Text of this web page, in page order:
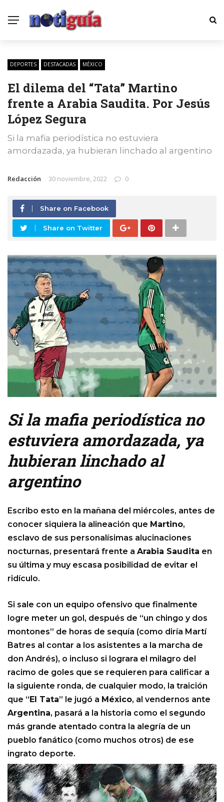
DEPORTES DESTACADAS MÉXICO
El dilema del “Tata” Martino
frente a Arabia Saudita. Por Jesús
López Segura
Si la mafia periodística no estuviera
amordazada, ya hubieran linchado al argentino
Redacción 30 noviembre, 2022 0
Share on Facebook
Share on Twitter
Si la mafia periodística no
estuviera amordazada, ya
hubieran linchado al
argentino
Escribo esto en la mañana del miércoles, antes de
conocer siquiera la alineación que Martino,
esclavo de sus personalísimas alucinaciones
nocturnas, presentará frente a Arabia Saudita en
su última y muy escasa posibilidad de evitar el
ridículo.
Si sale con un equipo ofensivo que finalmente
logre meter un gol, después de “un chingo y dos
montones” de horas de sequía (como diría Martí
Batres al contar a los asistentes a la marcha de
don Andrés), o incluso si lograra el milagro del
racimo de goles que se requieren para calificar a
la siguiente ronda, de cualquier modo, la traición
que “El Tata” le jugó a México, al vendernos ante
Argentina, pasará a la historia como el segundo
más grande atentado contra la alegría de un
pueblo fanático (como muchos otros) de ese
ingrato deporte.